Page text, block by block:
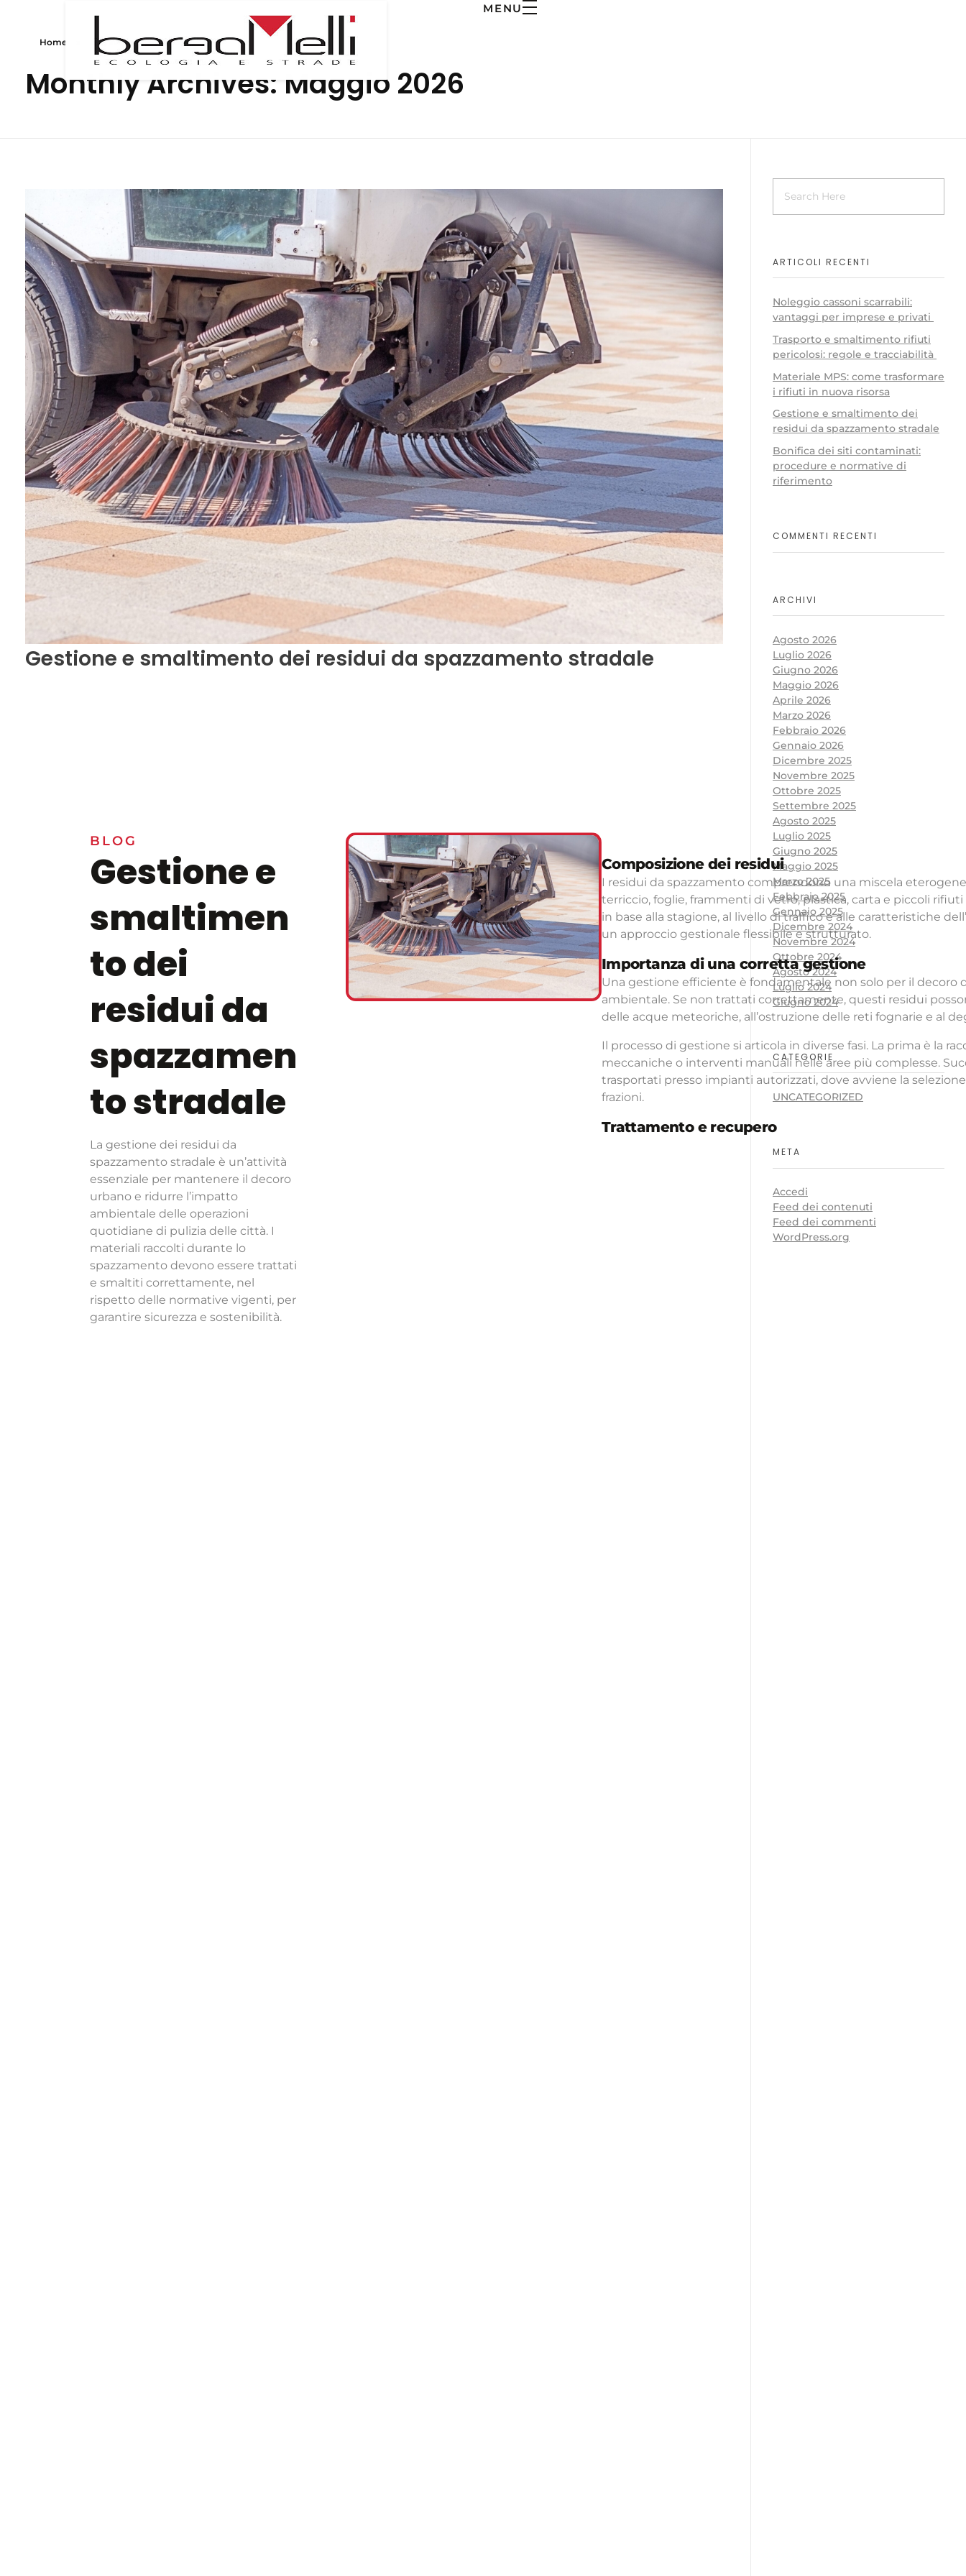
MENU
Home Archivi per Maggio 2026
Monthly Archives: Maggio 2026
Gestione e smaltimento dei residui da spazzamento stradale
BLOG
Gestione e
smaltimen
to dei
residui da
spazzamen
to stradale
La gestione dei residui da
spazzamento stradale è un’attività
essenziale per mantenere il decoro
urbano e ridurre l’impatto
ambientale delle operazioni
quotidiane di pulizia delle città. I
materiali raccolti durante lo
spazzamento devono essere trattati
e smaltiti correttamente, nel
rispetto delle normative vigenti, per
garantire sicurezza e sostenibilità.
Composizione dei residui
I residui da spazzamento comprendono una miscela
terriccio, foglie, frammenti di vetro, plastica, carta e piccoli
in base alla stagione, al livello di traffico e alle caratteristiche
un approccio gestionale flessibile e strutturato.
Importanza di una corretta gestione
Una gestione efficiente è fondamentale non solo per il decoro
ambientale. Se non trattati correttamente, questi residui
delle acque meteoriche, all’ostruzione delle reti fognarie e al
Il processo di gestione si articola in diverse fasi. La prima è la
meccaniche o interventi manuali nelle aree più complesse.
trasportati presso impianti autorizzati, dove avviene la
frazioni.
Trattamento e recupero
ARTICOLI RECENTI
Noleggio cassoni scarrabili:
vantaggi per imprese e privati
Trasporto e smaltimento rifiuti
pericolosi: regole e tracciabilità
Materiale MPS: come trasformare
i rifiuti in nuova risorsa
Gestione e smaltimento dei
residui da spazzamento stradale
Bonifica dei siti contaminati:
procedure e normative di
riferimento
COMMENTI RECENTI
ARCHIVI
Agosto 2026
Luglio 2026
Giugno 2026
Maggio 2026
Aprile 2026
Marzo 2026
Febbraio 2026
Gennaio 2026
Dicembre 2025
Novembre 2025
Ottobre 2025
Settembre 2025
Agosto 2025
Luglio 2025
Giugno 2025
Maggio 2025
Marzo 2025
Febbraio 2025
Gennaio 2025
Dicembre 2024
Novembre 2024
Ottobre 2024
Agosto 2024
Luglio 2024
Giugno 2024
CATEGORIE
UNCATEGORIZED
META
Accedi
Feed dei contenuti
Feed dei commenti
WordPress.org